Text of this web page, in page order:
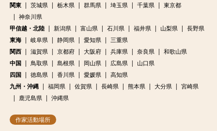
関東
茨城県 栃木県 群馬県 埼玉県 千葉県
東京都
神奈川県
甲信越・北陸
新潟県 富山県 石川県 福井県 山梨県
長野県
東海
岐阜県 静岡県 愛知県
三重県
関西
滋賀県 京都府 大阪府 兵庫県 奈良県
和歌山県
中国
鳥取県 島根県 岡山県 広島県
山口県
四国
徳島県 香川県 愛媛県
高知県
九州・沖縄
福岡県 佐賀県 長崎県 熊本県 大分県
宮崎県
鹿児島県
沖縄県
作家活動場所